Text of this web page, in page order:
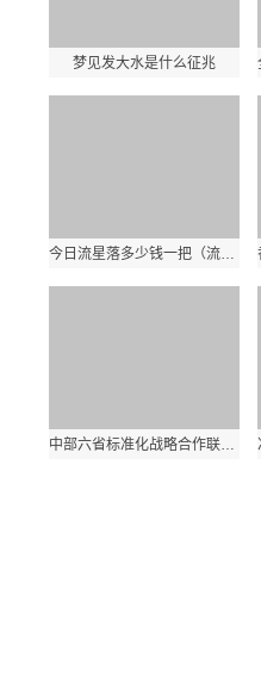
梦见发大水是什么征兆
今日流星落多少钱一把（流星落多少钱）
中部六省标准化战略合作联盟会召开 湖南自驾游与露营房车标准排全国前列